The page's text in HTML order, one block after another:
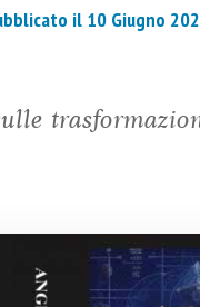
il 10 Giugno